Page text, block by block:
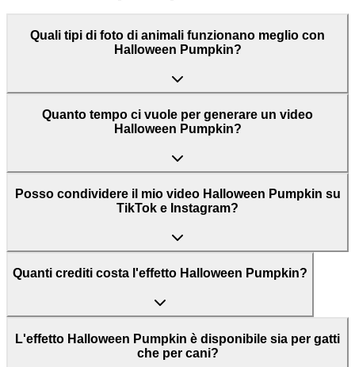
Quali tipi di foto di animali funzionano meglio con
Halloween Pumpkin?
Quanto tempo ci vuole per generare un video
Halloween Pumpkin?
Posso condividere il mio video Halloween Pumpkin su
TikTok e Instagram?
Quanti crediti costa l'effetto Halloween Pumpkin?
L'effetto Halloween Pumpkin è disponibile sia per gatti
che per cani?